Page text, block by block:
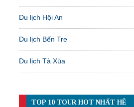
Du lịch Hội An
Du lịch Bến Tre
Du lịch Tà Xùa
TOP 10 TOUR HOT NHẤT HÈ